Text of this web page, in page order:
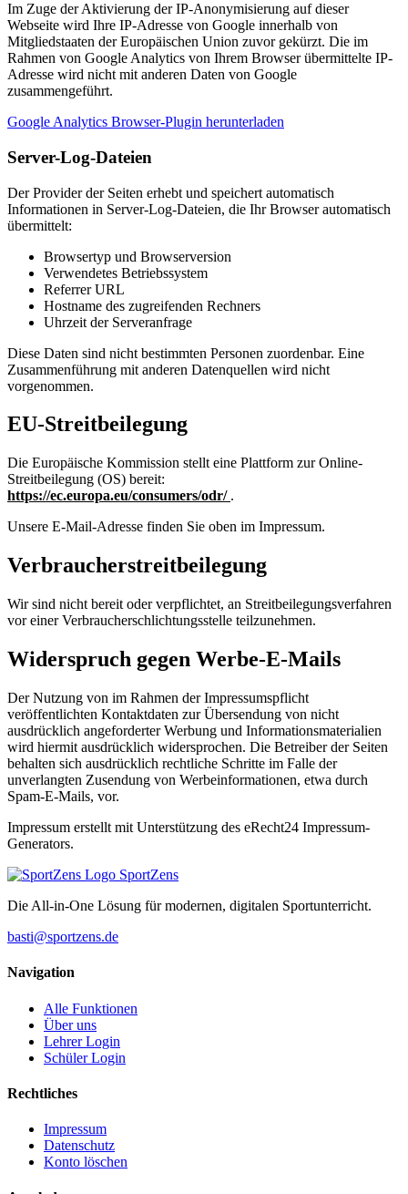
Im Zuge der Aktivierung der IP-Anonymisierung auf dieser
Webseite wird Ihre IP-Adresse von Google innerhalb von
Mitgliedstaaten der Europäischen Union zuvor gekürzt. Die im
Rahmen von Google Analytics von Ihrem Browser übermittelte IP-
Adresse wird nicht mit anderen Daten von Google
zusammengeführt.
Google Analytics Browser-Plugin herunterladen
Server-Log-Dateien
Der Provider der Seiten erhebt und speichert automatisch
Informationen in Server-Log-Dateien, die Ihr Browser automatisch
übermittelt:
Browsertyp und Browserversion
Verwendetes Betriebssystem
Referrer URL
Hostname des zugreifenden Rechners
Uhrzeit der Serveranfrage
Diese Daten sind nicht bestimmten Personen zuordenbar. Eine
Zusammenführung mit anderen Datenquellen wird nicht
vorgenommen.
EU-Streitbeilegung
Die Europäische Kommission stellt eine Plattform zur Online-
Streitbeilegung (OS) bereit:
https://ec.europa.eu/consumers/odr/ .
Unsere E-Mail-Adresse finden Sie oben im Impressum.
Verbraucherstreitbeilegung
Wir sind nicht bereit oder verpflichtet, an Streitbeilegungsverfahren
vor einer Verbraucherschlichtungsstelle teilzunehmen.
Widerspruch gegen Werbe-E-Mails
Der Nutzung von im Rahmen der Impressumspflicht
veröffentlichten Kontaktdaten zur Übersendung von nicht
ausdrücklich angeforderter Werbung und Informationsmaterialien
wird hiermit ausdrücklich widersprochen. Die Betreiber der Seiten
behalten sich ausdrücklich rechtliche Schritte im Falle der
unverlangten Zusendung von Werbeinformationen, etwa durch
Spam-E-Mails, vor.
Impressum erstellt mit Unterstützung des eRecht24 Impressum-
Generators.
SportZens
Die All-in-One Lösung für modernen, digitalen Sportunterricht.
basti@sportzens.de
Navigation
Alle Funktionen
Über uns
Lehrer Login
Schüler Login
Rechtliches
Impressum
Datenschutz
Konto löschen